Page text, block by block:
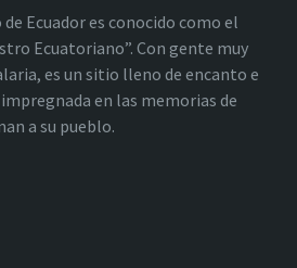
Ecuador es conocido como el
Ecuatoriano”. Con gente muy
es un sitio lleno de encanto e
en las memorias de
a su pueblo.